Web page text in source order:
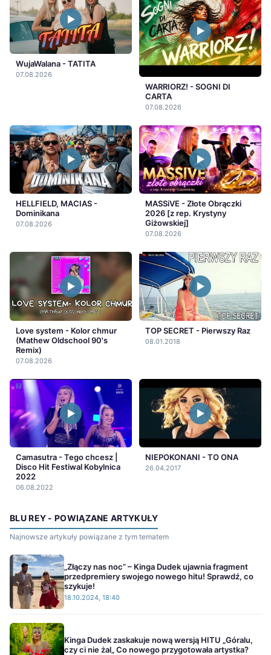
WujaWalana - TATITA
07.08.2026
WARRIORZ! - SOGNI DI
CARTA
07.08.2026
HELLFIELD, MACIAS -
Dominikana
07.08.2026
MASSiVE - Złote Obrączki
2026 [z rep. Krystyny
Giżowskiej]
07.08.2026
Love system - Kolor chmur
(Mathew Oldschool 90's
Remix)
07.08.2026
TOP SECRET - Pierwszy Raz
08.01.2018
Camasutra - Tego chcesz |
Disco Hit Festiwal Kobylnica
2022
06.08.2022
NIEPOKONANI - TO ONA
26.04.2017
BLU REY - POWIĄZANE ARTYKUŁY
Najnowsze artykuły powiązane z tym tematem
„Złączy nas noc” – Kinga Dudek ujawnia fragment
przedpremiery swojego nowego hitu! Sprawdź, co
szykuje!
18.10.2024, 18:40
Kinga Dudek zaskakuje nową wersją HITU „Góralu,
czy ci nie żal„ Co nowego przygotowała artystka?